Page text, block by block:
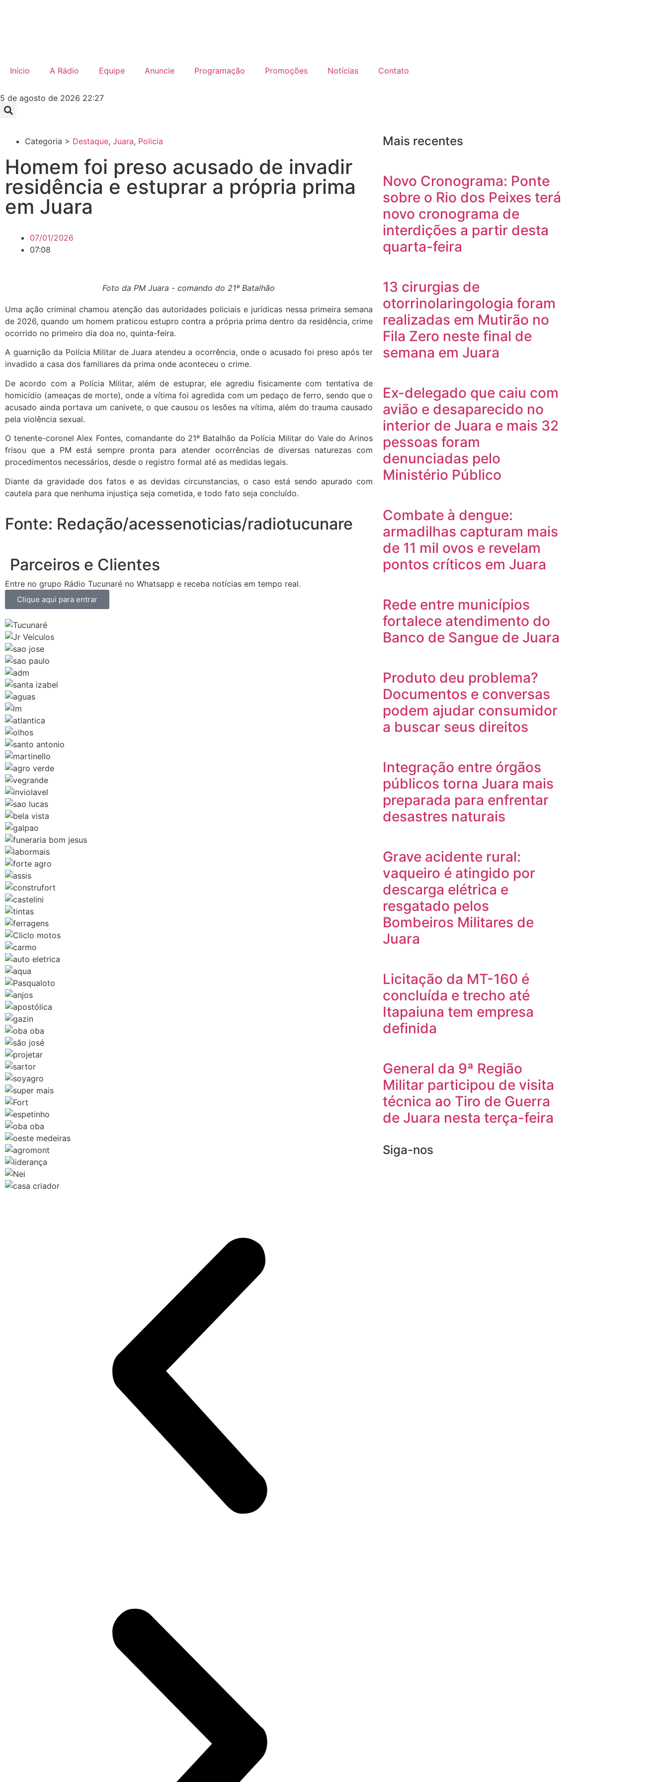
Início A Rádio Equipe Anuncie Programação Promoções Notícias Contato
5 de agosto de 2026 22:27
Categoria > Destaque, Juara, Policia
Homem foi preso acusado de invadir
residência e estuprar a própria prima
em Juara
07/01/2026
07:08
Foto da PM Juara - comando do 21º Batalhão
Uma ação criminal chamou atenção das autoridades policiais e jurídicas nessa primeira semana
de 2026, quando um homem praticou estupro contra a própria prima dentro da residência, crime
ocorrido no primeiro dia doa no, quinta-feira.
A guarnição da Polícia Militar de Juara atendeu a ocorrência, onde o acusado foi preso após ter
invadido a casa dos familiares da prima onde aconteceu o crime.
De acordo com a Polícia Militar, além de estuprar, ele agrediu fisicamente com tentativa de
homicídio (ameaças de morte), onde a vítima foi agredida com um pedaço de ferro, sendo que o
acusado ainda portava um canivete, o que causou os lesões na vítima, além do trauma causado
pela violência sexual.
O tenente-coronel Alex Fontes, comandante do 21º Batalhão da Polícia Militar do Vale do Arinos
frisou que a PM está sempre pronta para atender ocorrências de diversas naturezas com
procedimentos necessários, desde o registro formal até as medidas legais.
Diante da gravidade dos fatos e as devidas circunstancias, o caso está sendo apurado com
cautela para que nenhuma injustiça seja cometida, e todo fato seja concluído.
Fonte: Redação/acessenoticias/radiotucunare
Parceiros e Clientes
Entre no grupo Rádio Tucunaré no Whatsapp e receba notícias em tempo real.
Clique aqui para entrar
Mais recentes
Novo Cronograma: Ponte
sobre o Rio dos Peixes terá
novo cronograma de
interdições a partir desta
quarta-feira
13 cirurgias de
otorrinolaringologia foram
realizadas em Mutirão no
Fila Zero neste final de
semana em Juara
Ex-delegado que caiu com
avião e desaparecido no
interior de Juara e mais 32
pessoas foram
denunciadas pelo
Ministério Público
Combate à dengue:
armadilhas capturam mais
de 11 mil ovos e revelam
pontos críticos em Juara
Rede entre municípios
fortalece atendimento do
Banco de Sangue de Juara
Produto deu problema?
Documentos e conversas
podem ajudar consumidor
a buscar seus direitos
Integração entre órgãos
públicos torna Juara mais
preparada para enfrentar
desastres naturais
Grave acidente rural:
vaqueiro é atingido por
descarga elétrica e
resgatado pelos
Bombeiros Militares de
Juara
Licitação da MT-160 é
concluída e trecho até
Itapaiuna tem empresa
definida
General da 9ª Região
Militar participou de visita
técnica ao Tiro de Guerra
de Juara nesta terça-feira
Siga-nos